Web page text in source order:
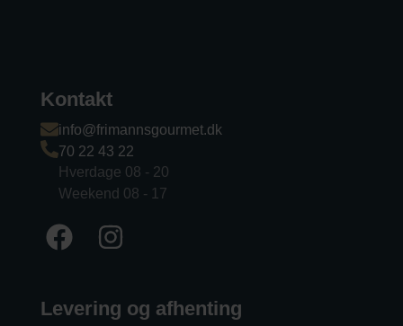
Kontakt
info@frimannsgourmet.dk
70 22 43 22
Hverdage 08 - 20
Weekend 08 - 17
Levering og afhenting